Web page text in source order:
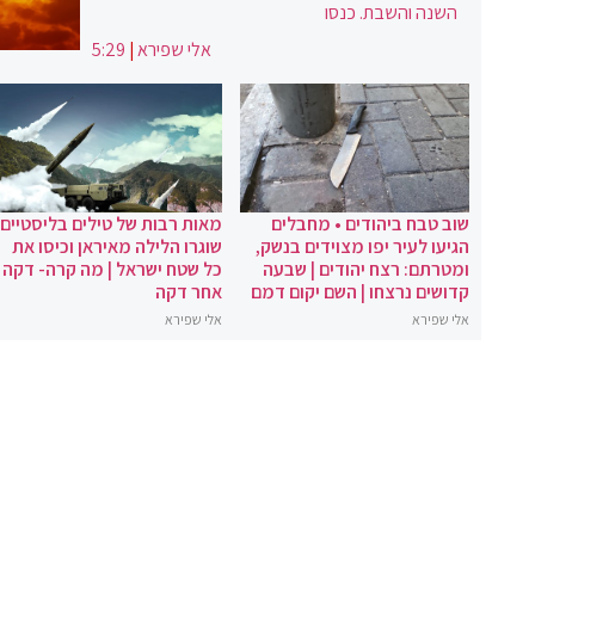
השנה והשבת. כנסו
אלי שפירא|
5:29
שוב טבח ביהודים • מחבלים
הגיעו לעיר יפו מצוידים בנשק,
ומטרתם: רצח יהודים | שבעה
קדושים נרצחו | השם יקום דמם
אלי שפירא
מאות רבות של טילים בליסטיים
שוגרו הלילה מאיראן וכיסו את
כל שטח ישראל | מה קרה- דקה
אחר דקה
אלי שפירא